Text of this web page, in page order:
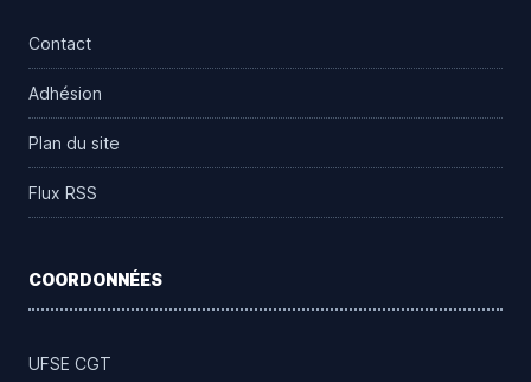
Contact
Adhésion
Plan du site
Flux RSS
COORDONNÉES
UFSE CGT